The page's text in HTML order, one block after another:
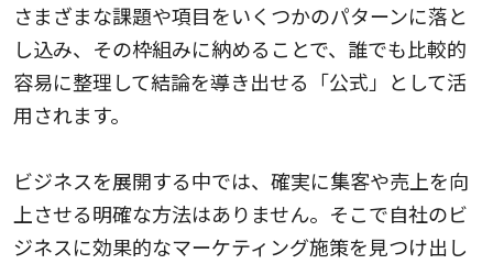
さまざまな課題や項目をいくつかのパターンに落と
し込み、その枠組みに納めることで、誰でも比較的
容易に整理して結論を導き出せる「公式」として活
用されます。
ビジネスを展開する中では、確実に集客や売上を向
上させる明確な方法はありません。そこで自社のビ
ジネスに効果的なマーケティング施策を見つけ出し